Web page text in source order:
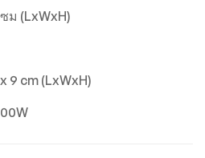
ม (LxWxH)
9 cm (LxWxH)